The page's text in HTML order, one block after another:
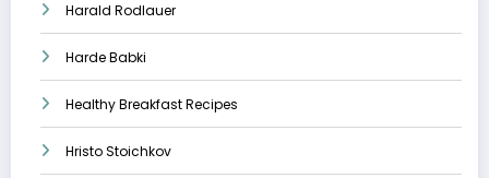
Harald Rodlauer
Harde Babki
Healthy Breakfast Recipes
Hristo Stoichkov